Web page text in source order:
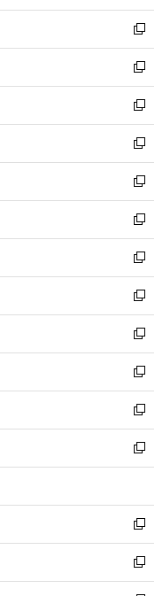
開
く
ウ
で
開
く
ン
ド
ウ
で
開
く
ウ
ィ
ン
ド
ウ
で
開
く
新
し
い
ウ
ィ
ン
ド
ウ
で
開
く
新
し
い
ウ
ィ
ン
ド
ウ
で
開
く
新
し
い
ウ
ィ
ン
ド
ウ
で
開
く
新
し
い
ウ
ィ
ン
ド
ウ
で
開
く
新
し
い
ウ
ィ
ン
ド
ウ
で
開
く
新
し
い
ウ
ィ
ン
ド
ウ
で
開
く
新
し
い
ウ
ィ
ン
ド
ウ
で
開
く
新
し
い
ウ
ィ
ン
ド
ウ
で
開
新
し
い
ウ
ィ
ン
ド
ウ
開
く
新
し
い
ウ
ィ
ン
ウ
で
開
く
新
し
い
ウ
ン
ド
ウ
で
開
新
し
ウ
ィ
ン
ド
ウ
新
し
い
ウ
新
し